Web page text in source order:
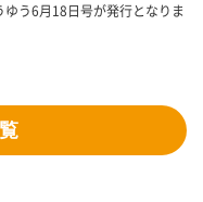
う6月18日号が発行となりま